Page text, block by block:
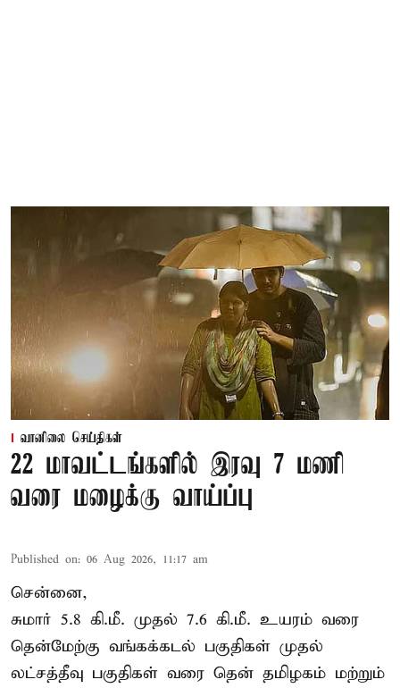
வானிலை செய்திகள்
22 மாவட்டங்களில் இரவு 7 மணி
வரை மழைக்கு வாய்ப்பு
Published on: 06 Aug 2026, 11:17 am
சென்னை,
சுமார் 5.8 கி.மீ. முதல் 7.6 கி.மீ. உயரம் வரை
தென்மேற்கு வங்கக்கடல் பகுதிகள் முதல்
லட்சத்தீவு பகுதிகள் வரை தென் தமிழகம் மற்றும்